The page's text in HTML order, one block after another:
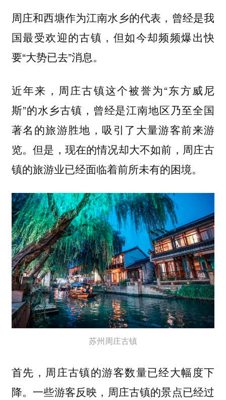
周庄和西塘作为江南水乡的代表，曾经是我
国最受欢迎的古镇，但如今却频频爆出快
要“大势已去”消息。
近年来，周庄古镇这个被誉为“东方威尼
斯”的水乡古镇，曾经是江南地区乃至全国
著名的旅游胜地，吸引了大量游客前来游
览。但是，现在的情况却大不如前， 周庄古
镇的旅游业已经面临着前所未有的困境。
苏州周庄古镇
首先，周庄古镇的游客数量已经大幅度下
降。一些游客反映，周庄古镇的景点已经过